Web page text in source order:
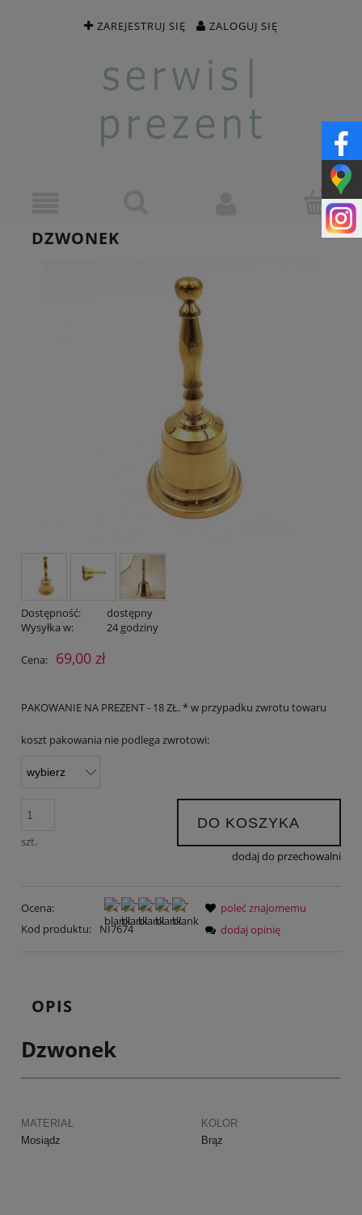
ZAREJESTRUJ SIĘ ZALOGUJ SIĘ
DZWONEK
Dostępność:
dostępny
Wysyłka w:
24 godziny
Cena: 69,00 zł
PAKOWANIE NA PREZENT - 18 ZŁ. * w przypadku zwrotu towaru
koszt pakowania nie podlega zwrotowi:
szt.
DO KOSZYKA
dodaj do przechowalni
Ocena:
Kod produktu:
NI7674
poleć znajomemu
dodaj opinię
OPIS
Dzwonek
MATERIAŁ
KOLOR
Mosiądz
Brąz